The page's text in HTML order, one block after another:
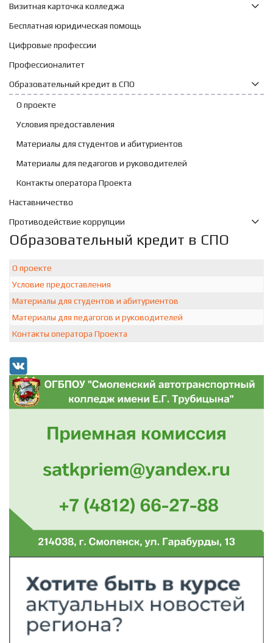
Визитная карточка колледжа
Бесплатная юридическая помощь
Цифровые профессии
Профессионалитет
Образовательный кредит в СПО
О проекте
Условия предоставления
Материалы для студентов и абитуриентов
Материалы для педагогов и руководителей
Контакты оператора Проекта
Наставничество
Противодействие коррупции
Образовательный кредит в СПО
О проекте
Условие предоставления
Материалы для студентов и абитуриентов
Материалы для педагогов и руководителей
Контакты оператора Проекта